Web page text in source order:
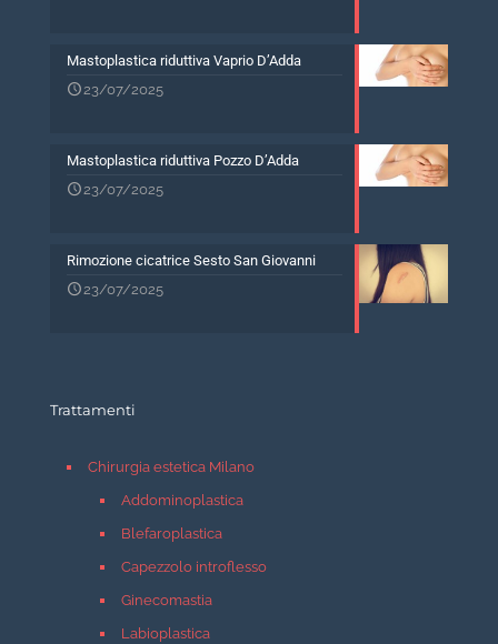
Mastoplastica riduttiva Vaprio D’Adda
23/07/2025
Mastoplastica riduttiva Pozzo D’Adda
23/07/2025
Rimozione cicatrice Sesto San Giovanni
23/07/2025
Trattamenti
Chirurgia estetica Milano
Addominoplastica
Blefaroplastica
Capezzolo introflesso
Ginecomastia
Labioplastica